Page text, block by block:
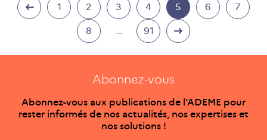
1 2 3 4 5 6 7
8 … 91
Abonnez-vous
Abonnez-vous aux publications de l’ADEME pour
rester informés de nos actualités, nos expertises et
nos solutions !